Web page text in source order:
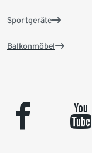
Sportgeräte
Balkonmöbel
facebook youtube